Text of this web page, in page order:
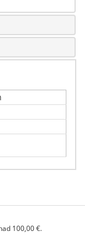
ocene.
100,00 €.